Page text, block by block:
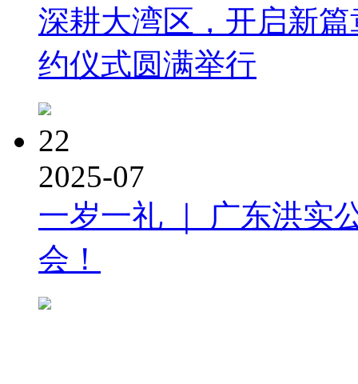
深耕大湾区，开启新
约仪式圆满举行
22
2025-07
一岁一礼 ｜ 广东洪实
会！